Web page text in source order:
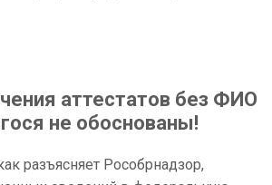
аттестатов без ФИО
не обоснованы!
разъясняет Рособрнадзор,